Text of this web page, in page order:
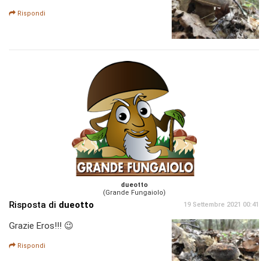
Rispondi
dueotto
(Grande Fungaiolo)
Risposta di dueotto 19 Settembre 2021 00:41
Grazie Eros!!! 😉
Rispondi